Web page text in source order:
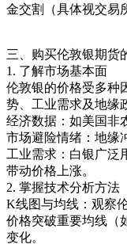
金交割（具体视交易
三、购买伦敦银期货
1. 了解市场基本面
伦敦银的价格受多种
势、工业需求及地缘
经济数据：如美国非
市场避险情绪：地缘
工业需求：白银广泛
带动价格上涨。
2. 掌握技术分析方法
K线图与均线：观察
价格突破重要均线（
变化。